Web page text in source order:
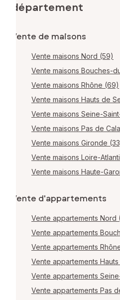
département
Vente de maisons
Vente maisons Nord (59)
Vente maisons Bouches-
Vente maisons Rhône (69)
Vente maisons Hauts de
Vente maisons Seine-
Vente maisons Pas de
Vente maisons Gironde
Vente maisons Loire-
Vente maisons Haute-
Vente d'appartements
Vente appartements Nord
Vente appartements
Vente appartements
Vente appartements
Vente appartements
Vente appartements Pas